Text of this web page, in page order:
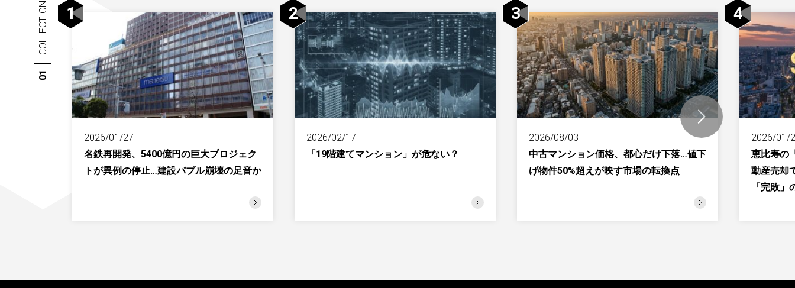
01
COLLECTION 1
2026/01/27
名鉄再開発、5400億円の巨大プロジェク
トが異例の停止…建設バブル崩壊の足音か
2
2026/02/17
「19階建てマンション」が危ない？
3
2026/08/03
中古マンション価格、都心だけ下落…値下
げ物件50%超えが映す市場の転換点
4
2026/01/
恵比寿の
動産売却
「完敗」